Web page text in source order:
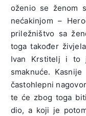
oženio se ženom
nećakinjom –
priležništvo sa
toga također
Ivan Krstitelj i to
smaknuće.
častohlepni
te će zbog toga
dio, a koji je